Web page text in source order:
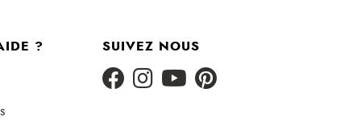
? SUIVEZ NOUS